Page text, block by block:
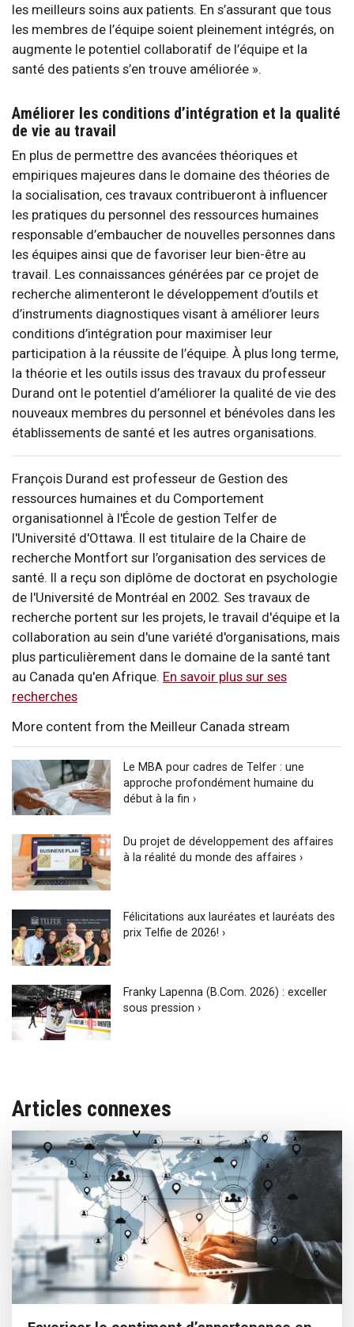
les meilleurs soins aux patients. En s’assurant que tous
les membres de l’équipe soient pleinement intégrés, on
augmente le potentiel collaboratif de l’équipe et la
santé des patients s’en trouve améliorée ».
Améliorer les conditions d’intégration et la qualité
de vie au travail
En plus de permettre des avancées théoriques et
empiriques majeures dans le domaine des théories de
la socialisation, ces travaux contribueront à influencer
les pratiques du personnel des ressources humaines
responsable d’embaucher de nouvelles personnes dans
les équipes ainsi que de favoriser leur bien-être au
travail. Les connaissances générées par ce projet de
recherche alimenteront le développement d’outils et
d’instruments diagnostiques visant à améliorer leurs
conditions d’intégration pour maximiser leur
participation à la réussite de l’équipe. À plus long terme,
la théorie et les outils issus des travaux du professeur
Durand ont le potentiel d’améliorer la qualité de vie des
nouveaux membres du personnel et bénévoles dans les
établissements de santé et les autres organisations.
François Durand est professeur de Gestion des
ressources humaines et du Comportement
organisationnel à l'École de gestion Telfer de
l'Université d'Ottawa. Il est titulaire de la Chaire de
recherche Montfort sur l’organisation des services de
santé. Il a reçu son diplôme de doctorat en psychologie
de l'Université de Montréal en 2002. Ses travaux de
recherche portent sur les projets, le travail d'équipe et la
collaboration au sein d'une variété d'organisations, mais
plus particulièrement dans le domaine de la santé tant
au Canada qu'en Afrique. En savoir plus sur ses
recherches
More content from the Meilleur Canada stream
Le MBA pour cadres de Telfer : une
approche profondément humaine du
début à la fin ›
Du projet de développement des affaires
à la réalité du monde des affaires ›
Félicitations aux lauréates et lauréats des
prix Telfie de 2026! ›
Franky Lapenna (B.Com. 2026) : exceller
sous pression ›
Articles connexes